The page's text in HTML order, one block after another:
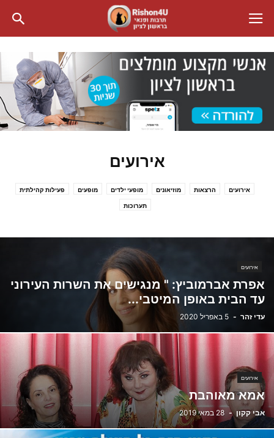
אירועים
אירועים הרצאות מוזיאונים מופעי ילדים מופעים פעילות קהילתית
תערוכות
אירועים
אפרת אברמוביץ: " מנגישים את השרות העירוני
עד הבית באופן המיטבי...
עדי זהר - 5 באפריל 2020
אירועים
אמא מאוהבת
אבי קקון - 28 במאי 2019